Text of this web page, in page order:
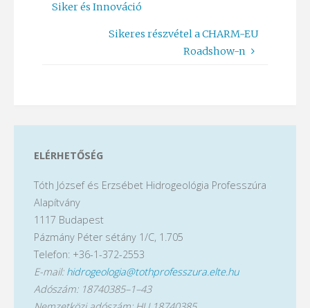
Siker és Innováció
Sikeres részvétel a CHARM-EU
Roadshow-n
ELÉRHETŐSÉG
Tóth József és Erzsébet Hidrogeológia Professzúra
Alapítvány
1117 Budapest
Pázmány Péter sétány 1/C, 1.705
Telefon: +36-1-372-2553
E-mail: hidrogeologia@tothprofesszura.elte.hu
Adószám: 18740385–1–43